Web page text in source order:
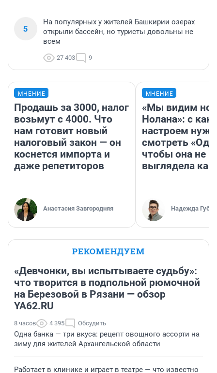
5
На популярных у жителей Башкирии озерах
открыли бассейн, но туристы довольны не
всем
27 403 9
МНЕНИЕ
Продашь за 3000, налог
возьмут с 4000. Что
нам готовит новый
налоговый закон — он
коснется импорта и
даже репетиторов
Анастасия Завгородняя
МНЕНИЕ
«Мы видим
Нолана»: с
настроем
смотреть
чтобы она не
выглядела как
Надежда
РЕКОМЕНДУЕМ
«Девчонки, вы испытываете судьбу»:
что творится в подпольной рюмочной
на Березовой в Рязани — обзор
YA62.RU
8 часов 4 395 Обсудить
Одна банка — три вкуса: рецепт овощного ассорти на
зиму для жителей Архангельской области
Работает в клинике и играет в театре — что известно